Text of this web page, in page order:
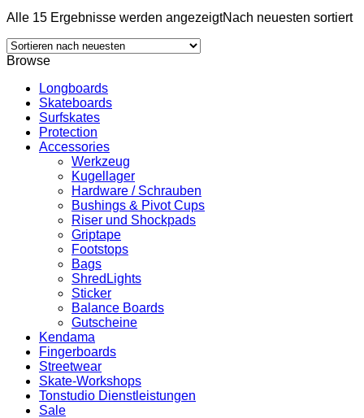
Alle 15 Ergebnisse werden angezeigtNach neuesten sortiert
Browse
Longboards
Skateboards
Surfskates
Protection
Accessories
Werkzeug
Kugellager
Hardware / Schrauben
Bushings & Pivot Cups
Riser und Shockpads
Griptape
Footstops
Bags
ShredLights
Sticker
Balance Boards
Gutscheine
Kendama
Fingerboards
Streetwear
Skate-Workshops
Tonstudio Dienstleistungen
Sale